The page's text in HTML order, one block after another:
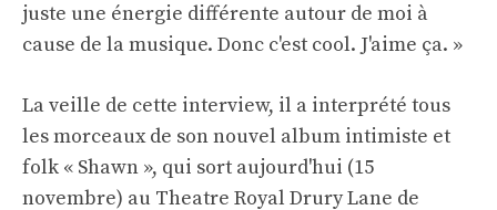
juste une énergie différente autour de moi à
cause de la musique. Donc c'est cool. J'aime ça. »
La veille de cette interview, il a interprété tous
les morceaux de son nouvel album intimiste et
folk « Shawn », qui sort aujourd'hui (15
novembre) au Theatre Royal Drury Lane de